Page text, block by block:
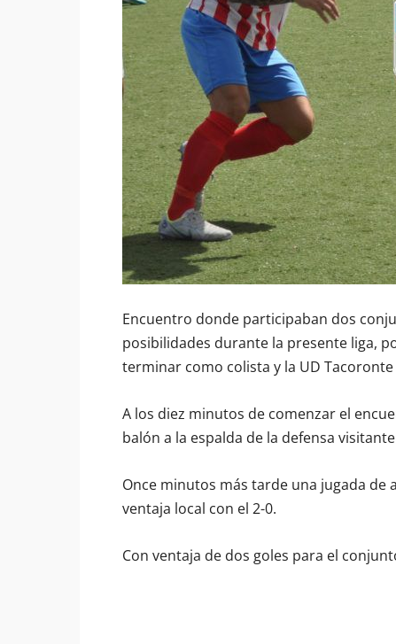
Encuentro donde participaban dos
posibilidades durante la presente liga,
terminar como colista y la UD
A los diez minutos de comenzar el
balón a la espalda de la defensa
Once minutos más tarde una jugada de
ventaja local con el 2-0.
Con ventaja de dos goles para el